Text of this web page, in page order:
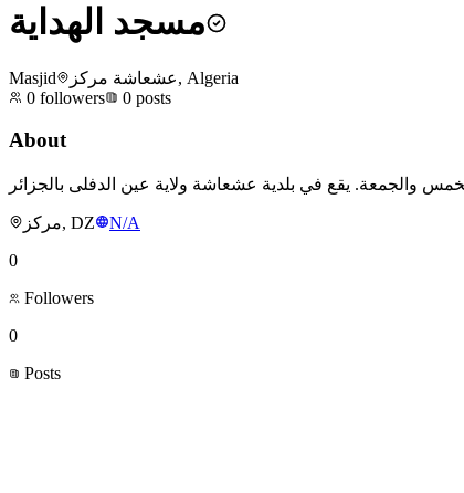
مسجد الهداية
Masjid
عشعاشة مركز, Algeria
0 followers 0 posts
About
مركز, DZ
N/A
0
Followers
0
Posts